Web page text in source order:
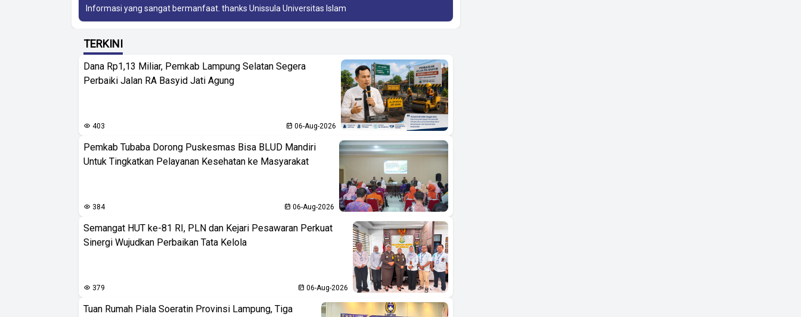
Informasi yang sangat bermanfaat. thanks Unissula Universitas Islam
TERKINI
Dana Rp1,13 Miliar, Pemkab Lampung Selatan Segera
Perbaiki Jalan RA Basyid Jati Agung
403 06-Aug-2026
Pemkab Tubaba Dorong Puskesmas Bisa BLUD Mandiri
Untuk Tingkatkan Pelayanan Kesehatan ke Masyarakat
384 06-Aug-2026
Semangat HUT ke-81 RI, PLN dan Kejari Pesawaran Perkuat
Sinergi Wujudkan Perbaikan Tata Kelola
379 06-Aug-2026
Tuan Rumah Piala Soeratin Provinsi Lampung, Tiga